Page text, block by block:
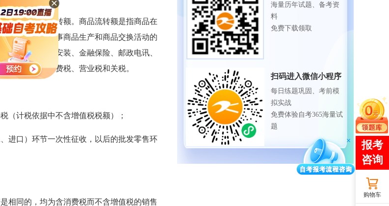
和非商品流转额。商品流转额是指商品在
是指一切不从事商品生产和商品交换活动的
通运输、建筑安装、金融保险、邮政电讯、
即增值税、消费税、营业税和关税。
计税依据中不含增值税税额）；
口）环节一次性征收，以后的批发零售环
同的，均为含消费税而不含增值税的销售
海量历年试题、备考资
料
免费下载领取
扫码进入微信小程序
每日练题巩固、考前模
拟实战
免费体验自考365海量试
题
购物车